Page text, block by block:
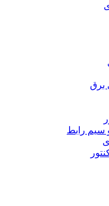
برق
سیم رابط